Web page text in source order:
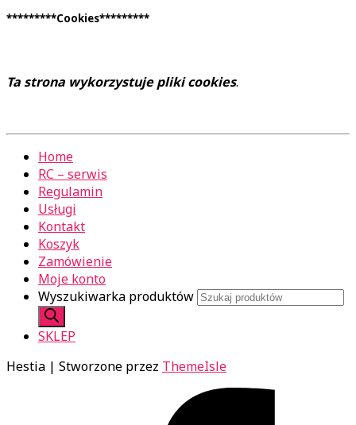
*********Cookies*********
Ta strona wykorzystuje pliki cookies.
Home
RC – serwis
Regulamin
Usługi
Kontakt
Koszyk
Zamówienie
Moje konto
Wyszukiwarka produktów
SKLEP
Hestia | Stworzone przez ThemeIsle